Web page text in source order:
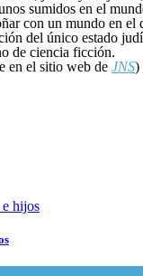
sumidos en el
con un mundo en el
del único estado
de ciencia ficción.
en el sitio web de JNS)